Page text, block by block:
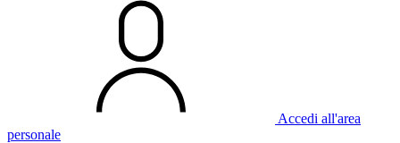
Accedi all'area
personale